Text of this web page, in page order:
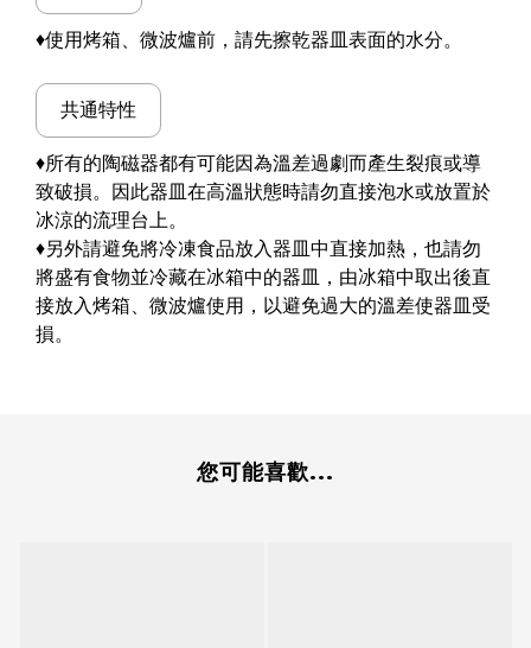
♦使用烤箱、微波爐前，請先擦乾器皿表面的水分。
共通特性
♦所有的陶磁器都有可能因為溫差過劇而產生裂痕或導
致破損。因此器皿在高溫狀態時請勿直接泡水或放置於
冰涼的流理台上。
♦另外請避免將冷凍食品放入器皿中直接加熱，也請勿
將盛有食物並冷藏在冰箱中的器皿，由冰箱中取出後直
接放入烤箱、微波爐使用，以避免過大的溫差使器皿受
損。
您可能喜歡...